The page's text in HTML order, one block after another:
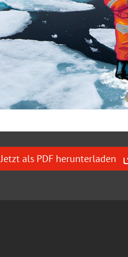
Jetzt als PDF herunterladen